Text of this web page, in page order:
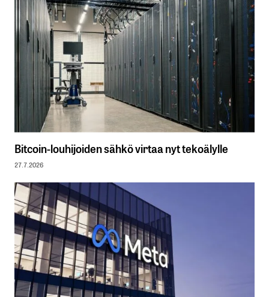
Bitcoin-louhijoiden sähkö virtaa nyt tekoälylle
27.7.2026